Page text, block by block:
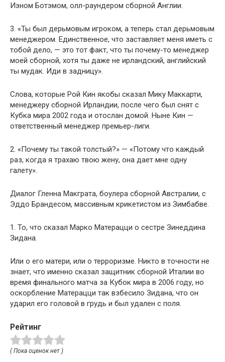
Иэном Ботэмом, олл-раундером сборной Англии.
3. «Ты был дерьмовым игроком, а теперь стал дерьмовым
менеджером. Единственное, что заставляет меня иметь с
тобой дело, — это тот факт, что ты почему-то менеджер
моей сборной, хотя ты даже не ирландский, английский
ты мудак. Иди в задницу».
Слова, которые Рой Кин якобы сказал Мику Маккарти,
менеджеру сборной Ирландии, после чего был снят с
Кубка мира 2002 года и отослан домой. Ныне Кин —
ответственный менеджер премьер-лиги.
2. «Почему ты такой толстый?» — «Потому что каждый
раз, когда я трахаю твою жену, она дает мне одну
галету».
Диалог Гленна Макграта, боулера сборной Австралии, с
Эддо Брандесом, массивным крикетистом из Зимбабве.
1. То, что сказал Марко Матерацци о сестре Зинеддина
Зидана.
Или о его матери, или о терроризме. Никто в точности не
знает, что именно сказал защитник сборной Италии во
время финального матча за Кубок мира в 2006 году, но
оскорбление Матерацци так взбесило Зидана, что он
ударил его головой в грудь и был удален с поля.
Рейтинг
( Пока оценок нет )